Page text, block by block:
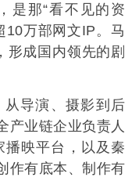
是那“看不见的资
万部网文IP。马
形成国内领先的剧
导演、摄影到后
产业链企业负责人
映平台，以及秦
作有底本、制作有